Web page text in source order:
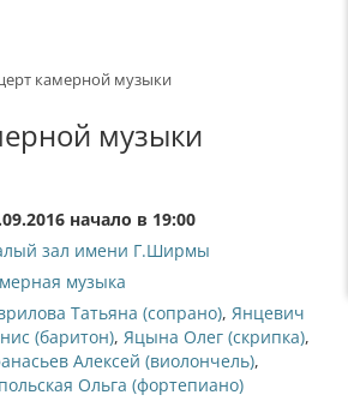
камерной музыки
музыки
начало в 19:00
зал имени Г.Ширмы
музыка
Татьяна (сопрано), Янцевич
(баритон), Яцына Олег (скрипка),
Алексей (виолончель),
Ольга (фортепиано)